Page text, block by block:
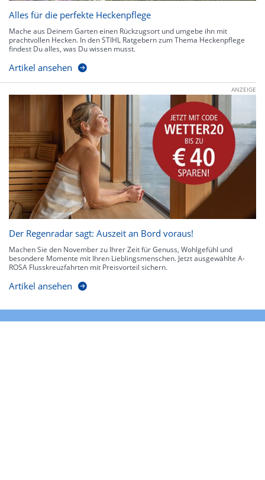
Alles für die perfekte Heckenpflege
Mache aus Deinem Garten einen Rückzugsort und umgebe ihn mit
prachtvollen Hecken. In den STIHL Ratgebern zum Thema Heckenpflege
findest Du alles, was Du wissen musst.
Artikel ansehen
ANZEIGE
Der Regenradar sagt: Auszeit an Bord voraus!
Machen Sie den November zu Ihrer Zeit für Genuss, Wohlgefühl und
besondere Momente mit Ihren Lieblingsmenschen. Jetzt ausgewählte A-
ROSA Flusskreuzfahrten mit Preisvorteil sichern.
Artikel ansehen